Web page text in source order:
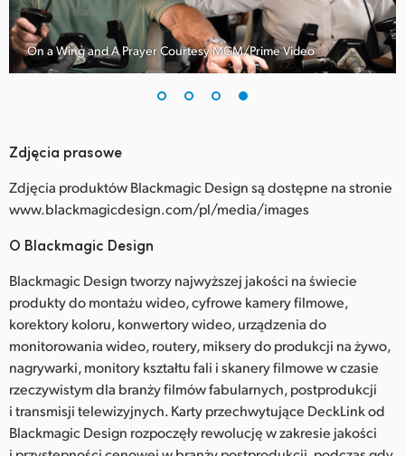
On a Wing and A Prayer Courtesy MGM/Prime Video
Zdjęcia prasowe
Zdjęcia produktów Blackmagic Design są dostępne na stronie
www.blackmagicdesign.com/pl/media/images
O Blackmagic Design
Blackmagic Design tworzy najwyższej jakości na świecie
produkty do montażu wideo, cyfrowe kamery filmowe,
korektory koloru, konwertory wideo, urządzenia do
monitorowania wideo, routery, miksery do produkcji na żywo,
nagrywarki, monitory kształtu fali i skanery filmowe w czasie
rzeczywistym dla branży filmów fabularnych, postprodukcji
i transmisji telewizyjnych. Karty przechwytujące DeckLink od
Blackmagic Design rozpoczęły rewolucję w zakresie jakości